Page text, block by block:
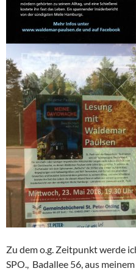
Zu dem o.g. Zeitpunkt werde
SPO., Badallee 56, aus